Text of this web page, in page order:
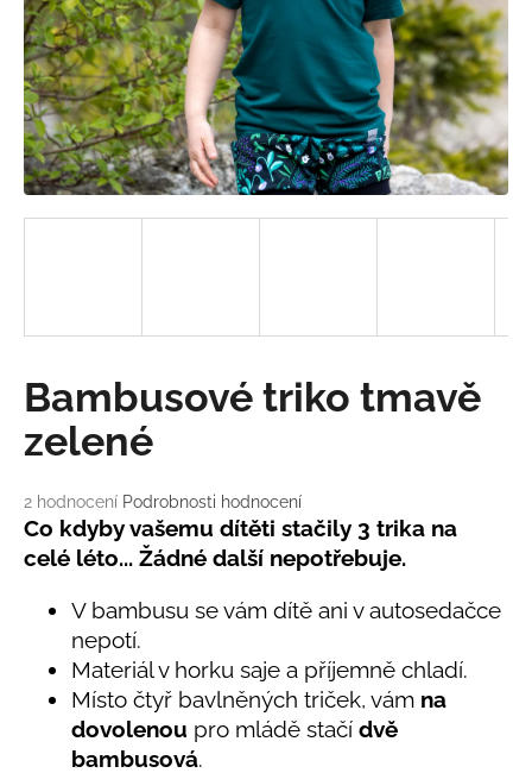
Průměrné
hodnocení
produktu
je
hvězdiček.
2 hodnocení Podrobnosti hodnocení
Bambusové triko tmavě
zelené
Co kdyby vašemu dítěti stačily 3 trika na
celé léto... Žádné další nepotřebuje.
V bambusu se vám dítě ani v autosedačce
nepotí.
Materiál v horku saje a příjemně chladí.
Místo čtyř bavlněných triček, vám na
dovolenou pro mládě stačí dvě
bambusová.
a
j
í
t
?
D
o
p
o
u
č
u
LETNÍ
RYCHLESCHNOUCÍ